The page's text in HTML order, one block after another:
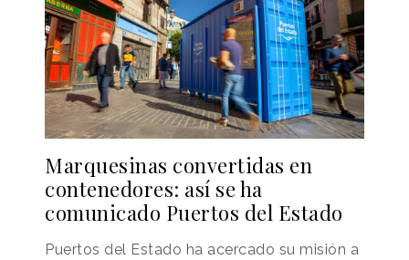
Marquesinas convertidas en
contenedores: así se ha
comunicado Puertos del Estado
Puertos del Estado ha acercado su misión a